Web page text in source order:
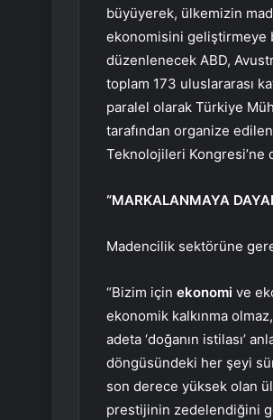
büyüyerek, ülkemizin
ekonomisini geliştirmeye
düzenlenecek ABD,
toplam 173 uluslararası
paralel olarak Türkiye
tarafından organize
Teknolojileri Kongresi’ne
“MARKALANMAYA
Madencilik sektörüne
“Bizim için ekonomi ve
ekonomik kalkınma
adeta ‘doğanın istilası’
döngüsündeki her şeyi
son derece yüksek olan
prestijinin zedelendiğini